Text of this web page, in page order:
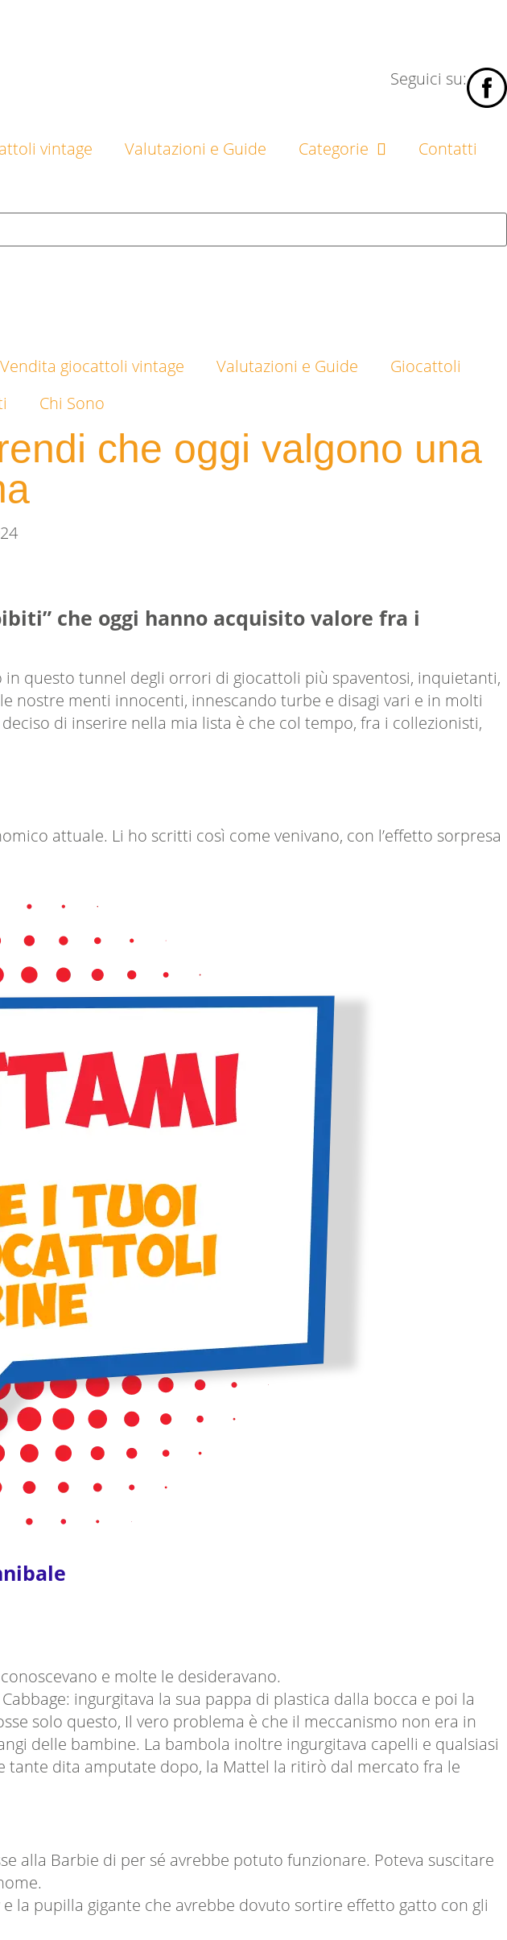
Seguici su:
vintage Valutazioni e Guide Categorie Contatti
Vendita giocattoli vintage Valutazioni e Guide
Giocattoli
Chi Sono
che oggi valgono una
che oggi hanno acquisito valore fra i
in questo tunnel degli orrori di giocattoli più spaventosi, inquietanti,
nostre menti innocenti, innescando turbe e disagi vari e in molti
di inserire nella mia lista è che col tempo, fra i collezionisti,
attuale. Li ho scritti così come venivano, con l’effetto sorpresa
e molte le desideravano.
ingurgitava la sua pappa di plastica dalla bocca e poi la
solo questo, Il vero problema è che il meccanismo non era in
delle bambine. La bambola inoltre ingurgitava capelli e qualsiasi
tante dita amputate dopo, la Mattel la ritirò dal mercato fra le
alla Barbie di per sé avrebbe potuto funzionare. Poteva suscitare
la pupilla gigante che avrebbe dovuto sortire effetto gatto con gli